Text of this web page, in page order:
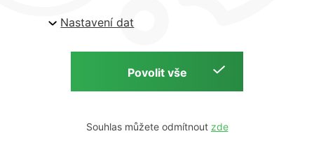
www.lecba-bolesti.com
Copyright © S. A. B. Medical, 2026 | Zdravotnická technika a potřeby
Nastavení dat
Souhlas můžete odmítnout